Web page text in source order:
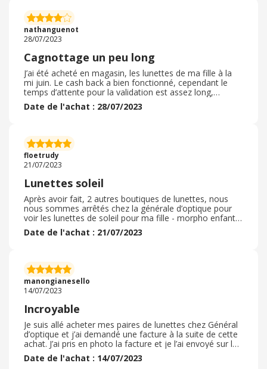
vraiment bien pour les enfants c’est la garantie sur les
lunettes pour 2 ans car on sait que les enfants peuvent
casser souvent leur lunettes. Les prix sont abordables il
y a pour tout les budgets
nathanguenot
28/07/2023
Cagnottage un peu long
J’ai été acheté en magasin, les lunettes de ma fille à la
mi juin. Le cash back a bien fonctionné, cependant le
temps d’attente pour la validation est assez long,
environ un mois et demi. Le cagnottage est bien celui
indiqué. Je n’ai utilisé aucun code promo en plus puisque
achats lié à ma carte bancaire. Par contre des délais de
validation qui devrait être raccourcis surtout lorsque que
c’est un achat lié à une carte bancaire
Date de l'achat : 28/07/2023
floetrudy
21/07/2023
Lunettes soleil
Après avoir fait, 2 autres boutiques de lunettes, nous
nous sommes arrêtés chez la générale d’optique pour
voir les lunettes de soleil pour ma fille - morpho enfant /
ado. Ils avaient pas mal de choix. Les conseillères ont
été très accueillantes et notre écoute, surtout celui de la
repartis avec une belle paire de lunettes de soleil. Ma fille
est aux anges, elle peut faire sa star. La vendeuse nous
a même offert une belle boîte pour y ranger ses
lunettes. Je regarde ce magasin.
Date de l'achat : 21/07/2023
manongianesello
14/07/2023
Incroyable
Je suis allé acheter mes paires de lunettes chez Général
d’optique et j’ai demandé une facture à la suite de cette
achat. J’ai pris en photo la facture et je l’ai envoyé sur le
lien de l’application I ebuyclub. J’ai attendu 24 ou 48
heures et mon bon a été validé. J’ai donc reçu le cache
Date de l'achat : 14/07/2023